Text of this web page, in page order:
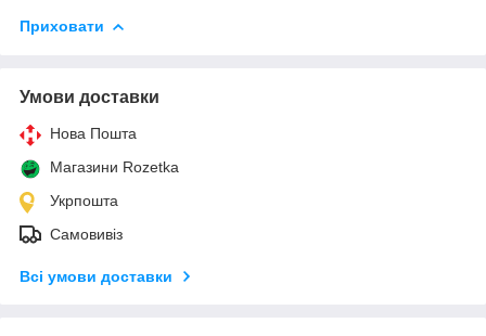
Приховати
Умови доставки
Нова Пошта
Магазини Rozetka
Укрпошта
Самовивіз
Всі умови доставки